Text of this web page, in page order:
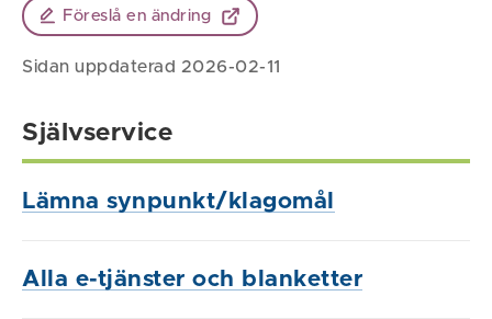
Föreslå en ändring
Sidan uppdaterad 2026-02-11
Självservice
Lämna synpunkt/klagomål
Alla e-tjänster och blanketter